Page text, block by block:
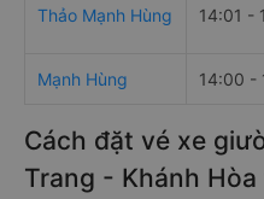
Thảo Mạnh Hùng 14:01 -
Mạnh Hùng 14:00 -
Cách đặt vé xe
Trang - Khánh